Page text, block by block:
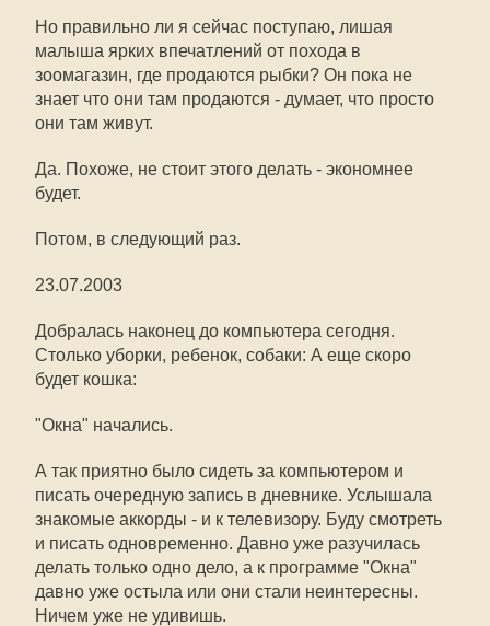
Но правильно ли я сейчас поступаю, лишая
малыша ярких впечатлений от похода в
зоомагазин, где продаются рыбки? Он пока не
знает что они там продаются - думает, что просто
они там живут.
Да. Похоже, не стоит этого делать - экономнее
будет.
Потом, в следующий раз.
23.07.2003
Добралась наконец до компьютера сегодня.
Столько уборки, ребенок, собаки: А еще скоро
будет кошка:
"Окна" начались.
А так приятно было сидеть за компьютером и
писать очередную запись в дневнике. Услышала
знакомые аккорды - и к телевизору. Буду смотреть
и писать одновременно. Давно уже разучилась
делать только одно дело, а к программе "Окна"
давно уже остыла или они стали неинтересны.
Ничем уже не удивишь.